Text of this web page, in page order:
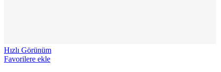
Hızlı Görünüm
Favorilere ekle